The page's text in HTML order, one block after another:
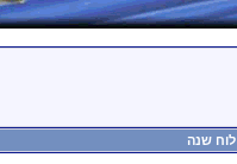
לוח שנה